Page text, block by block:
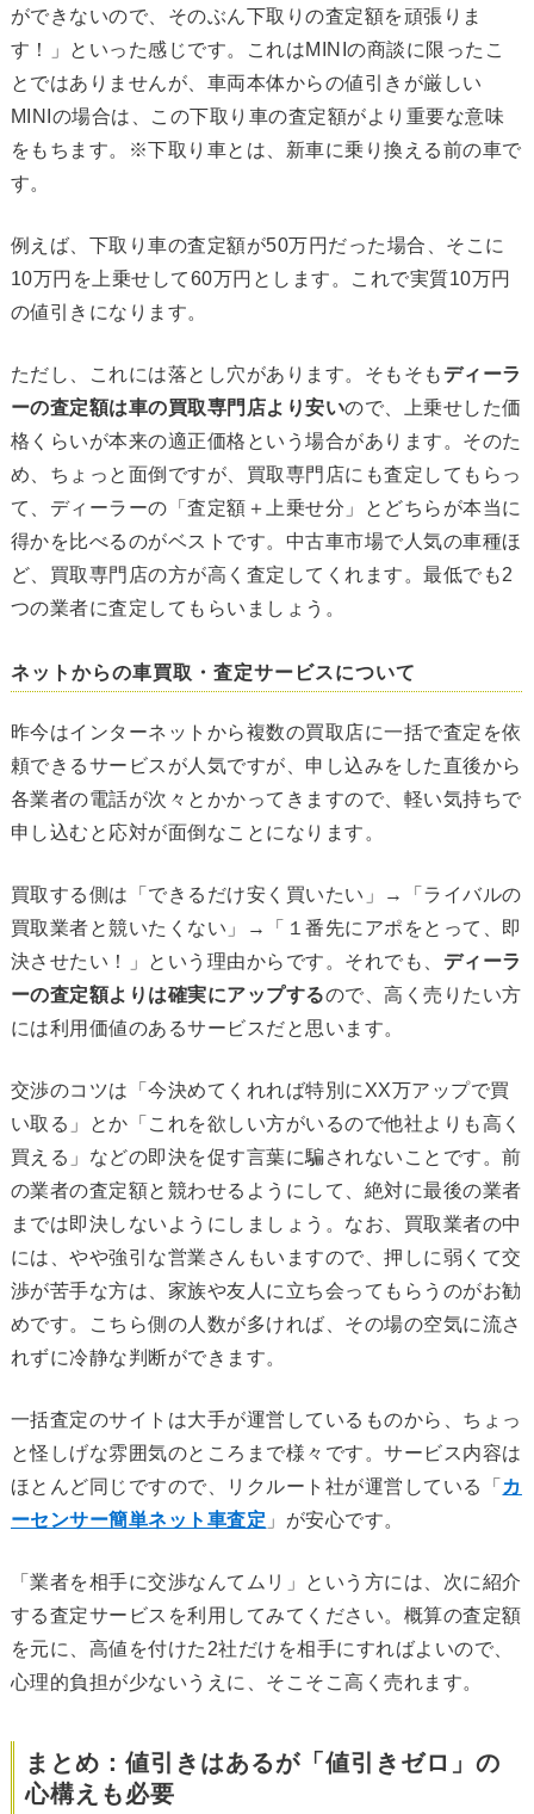
ができないので、そのぶん下取りの査定額を頑張りま
す！」といった感じです。これはMINIの商談に限ったこ
とではありませんが、車両本体からの値引きが厳しい
MINIの場合は、この下取り車の査定額がより重要な意味
をもちます。※下取り車とは、新車に乗り換える前の車で
す。
例えば、下取り車の査定額が50万円だった場合、そこに
10万円を上乗せして60万円とします。これで実質10万円
の値引きになります。
ただし、これには落とし穴があります。そもそも ディーラ
ーの査定額は車の買取専門店より安いので、上乗せした価
格くらいが本来の適正価格という場合があります。そのた
め、ちょっと面倒ですが、買取専門店にも査定してもらっ
て、ディーラーの「査定額＋上乗せ分」とどちらが本当に
得かを比べるのがベストです。中古車市場で人気の車種ほ
ど、買取専門店の方が高く査定してくれます。最低でも2
つの業者に査定してもらいましょう。
ネットからの車買取・査定サービスについて
昨今はインターネットから複数の買取店に一括で査定を依
頼できるサービスが人気ですが、申し込みをした直後から
各業者の電話が次々とかかってきますので、軽い気持ちで
申し込むと応対が面倒なことになります。
買取する側は「できるだけ安く買いたい」→「ライバルの
買取業者と競いたくない」→「１番先にアポをとって、即
決させたい！」という理由からです。それでも、 ディーラ
ーの査定額よりは確実にアップするので、高く売りたい方
には利用価値のあるサービスだと思います。
交渉のコツは「今決めてくれれば特別にXX万アップで買
い取る」とか「これを欲しい方がいるので他社よりも高く
買える」などの即決を促す言葉に騙されないことです。前
の業者の査定額と競わせるようにして、絶対に最後の業者
までは即決しないようにしましょう。なお、買取業者の中
には、やや強引な営業さんもいますので、押しに弱くて交
渉が苦手な方は、家族や友人に立ち会ってもらうのがお勧
めです。こちら側の人数が多ければ、その場の空気に流さ
れずに冷静な判断ができます。
一括査定のサイトは大手が運営しているものから、ちょっ
と怪しげな雰囲気のところまで様々です。サービス内容は
ほとんど同じですので、リクルート社が運営している「 カ
ーセンサー簡単ネット車査定 」が安心です。
「業者を相手に交渉なんてムリ」という方には、次に紹介
する査定サービスを利用してみてください。概算の査定額
を元に、高値を付けた2社だけを相手にすればよいので、
心理的負担が少ないうえに、そこそこ高く売れます。
まとめ：値引きはあるが「値引きゼロ」の
心構えも必要